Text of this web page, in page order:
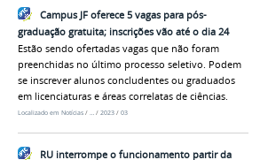
Campus JF oferece 5 vagas para pós-
graduação gratuita; inscrições vão até o dia 24
Estão sendo ofertadas vagas que não foram
preenchidas no último processo seletivo. Podem
se inscrever alunos concludentes ou graduados
em licenciaturas e áreas correlatas de ciências.
Localizado em Notícias / … / 2023 / 03
RU interrompe o funcionamento partir da